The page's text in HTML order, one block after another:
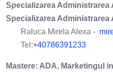
Specializarea Administrarea
Specializarea Administrarea
Raluca Mirela Alexa -
Tel:+40786391233
Mastere: ADA, Marketingul